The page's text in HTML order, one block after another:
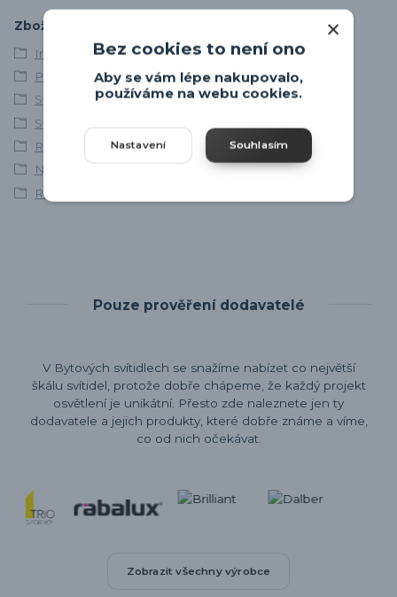
Zboží zařazeno v kategoriích
Interiérová svítidla
Poslední kousky
Svítidla skladem
Stropní svítidla
Retro svítidla
Nowodvorski
Retro lustry
Pouze prověření dodavatelé
V Bytových svítidlech se snažíme nabízet co největší
škálu svítidel, protože dobře chápeme, že každý projekt
osvětlení je unikátní. Přesto zde naleznete jen ty
dodavatele a jejich produkty, které dobře známe a víme,
co od nich očekávat.
Zobrazit všechny výrobce
Bez cookies to není ono
Aby se vám lépe nakupovalo,
používáme na webu cookies.
Nastavení Souhlasím